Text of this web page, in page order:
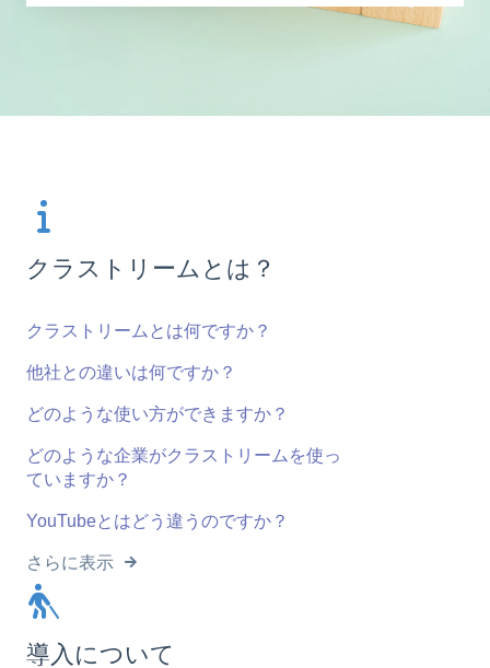
検索フィールドが空なので、候補はありません。
クラストリームとは？
クラストリームとは何ですか？
他社との違いは何ですか？
どのような使い方ができますか？
どのような企業がクラストリームを使っ
ていますか？
YouTubeとはどう違うのですか？
さらに表示
導入について